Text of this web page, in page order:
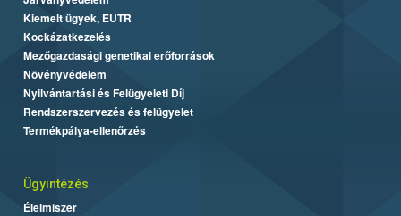
Kiemelt ügyek, EUTR
Kockázatkezelés
Mezőgazdasági genetikai erőforrások
Növényvédelem
Nyilvántartási és Felügyeleti Díj
Rendszerszervezés és felügyelet
Termékpálya-ellenőrzés
Ügyintézés
Élelmiszer